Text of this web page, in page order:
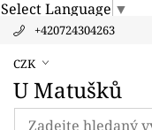
Select Language ▼
+420724304263
CZK
U Matušků